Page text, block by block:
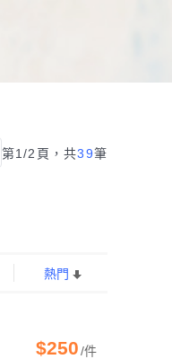
第1/2頁， 共39筆
熱門
$250/件